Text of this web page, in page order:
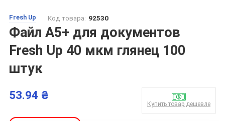
Fresh Up Код товара: 92530
Файл А5+ для документов
Fresh Up 40 мкм глянец 100
штук
53.94 ₴
Купить товар дешевле